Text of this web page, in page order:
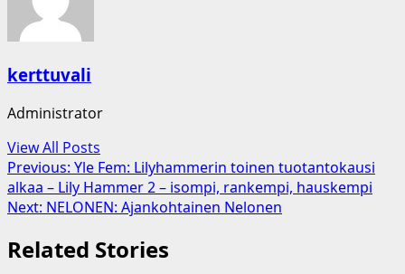
kerttuvali
Administrator
View All Posts
Post
navigation
Previous: Yle Fem: Lilyhammerin toinen tuotantokausi
alkaa – Lily Hammer 2 – isompi, rankempi, hauskempi
Next: NELONEN: Ajankohtainen Nelonen
Related Stories